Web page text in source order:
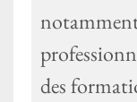
notamment
des